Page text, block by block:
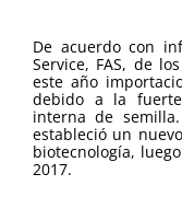
De acuerdo con
Service, FAS, de
este año
debido a la
interna de
estableció un
biotecnología,
2017.